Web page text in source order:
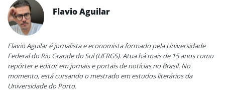
Flavio Aguilar
Flavio Aguilar é jornalista e economista formado pela Universidade
Federal do Rio Grande do Sul (UFRGS). Atua há mais de 15 anos como
repórter e editor em jornais e portais de notícias no Brasil. No
momento, está cursando o mestrado em estudos literários da
Universidade do Porto.